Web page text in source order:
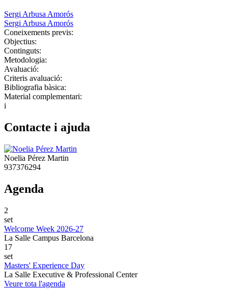
Sergi Arbusa Amorós
Sergi Arbusa Amorós
Coneixements previs:
Objectius:
Continguts:
Metodologia:
Avaluació:
Criteris avaluació:
Bibliografia bàsica:
Material complementari:
i
Contacte i ajuda
Noelia Pérez Martin
937376294
Agenda
2
set
Welcome Week 2026-27
La Salle Campus Barcelona
17
set
Masters' Experience Day
La Salle Executive & Professional Center
Veure tota l'agenda